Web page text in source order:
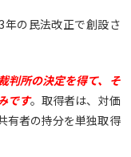
の民法改正で創設さ
判所の決定を得て、そ
です。取得者は、対価
有者の持分を単独取得